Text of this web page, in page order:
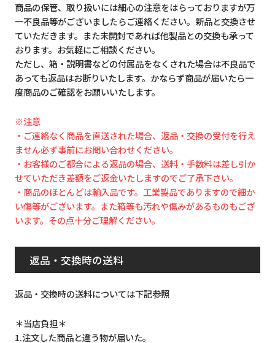
商品の保管、取り扱いには細心の注意をはらっておりますが万
一不良品等がございましたらご連絡ください。新品と交換させ
ていただきます。また未開封であれば他製品との交換も承って
おります。お気軽にご相談ください。
ただし、箱・説明書などの付属品をなくされた場合は不良品で
あっても返品はお断りいたします。かならず商品が届いたら一
度商品のご確認をお願いいたします。
※注意
・ご連絡なく商品を直送された場合、返品・交換の受付を行え
ません必ず事前にお問い合わせください。
・お客様のご都合による返品の場合、送料・手数料は差し引か
せていただき差額をご返金いたしますのでご了承下さい。
・商品のほとんどは輸入品です。工業製品でありますので細か
い傷等がございます。また箱等も汚れや傷みがあるものもござ
います。その点十分ご理解ください。
返品・交換時の送料
返品・交換時の送料については下記参照
＊当店負担＊
1.注文した商品と違う物が届いた。